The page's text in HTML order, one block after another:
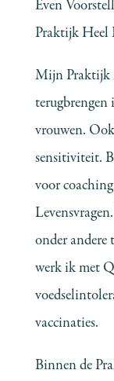
Even
Praktijk Heel
Mijn Praktijk
vrouwen.
sensitiviteit.
voor
onder
werk ik met
vaccinaties.
Binnen de